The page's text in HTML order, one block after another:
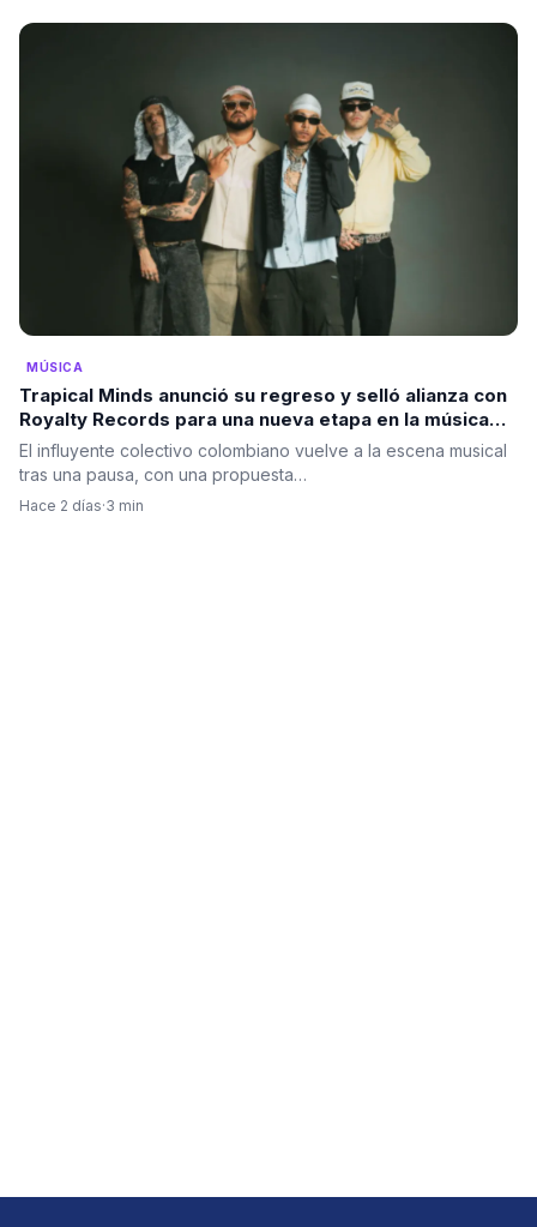
MÚSICA
Trapical Minds anunció su regreso y selló alianza con
Royalty Records para una nueva etapa en la música
urbana
El influyente colectivo colombiano vuelve a la escena musical
tras una pausa, con una propuesta…
Hace 2 días·3 min